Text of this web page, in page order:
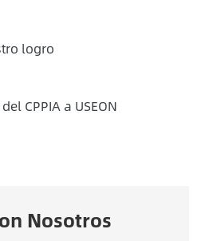
logro
CPPIA a USEON
Nosotros